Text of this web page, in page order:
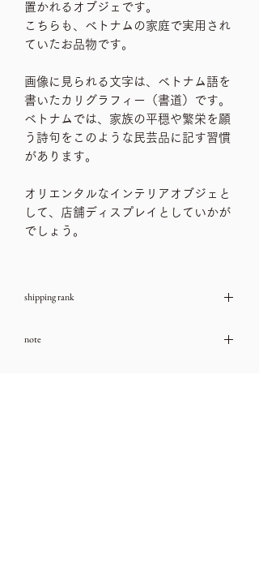
置かれるオブジェです。
こちらも、ベトナムの家庭で実用され
ていたお品物です。
画像に見られる文字は、ベトナム語を
書いたカリグラフィー（書道）です。
べトナムでは、家族の平穏や繁栄を願
う詩句をこのような民芸品に記す習慣
があります。
オリエンタルなインテリアオブジェと
して、店舗ディスプレイとしていかが
でしょう。
shipping rank
→送料一覧
note